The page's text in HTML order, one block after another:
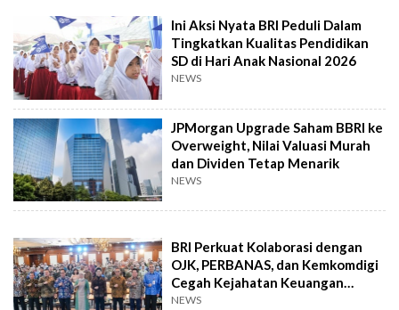
Ini Aksi Nyata BRI Peduli Dalam
Tingkatkan Kualitas Pendidikan
SD di Hari Anak Nasional 2026
NEWS
JPMorgan Upgrade Saham BBRI ke
Overweight, Nilai Valuasi Murah
dan Dividen Tetap Menarik
NEWS
BRI Perkuat Kolaborasi dengan
OJK, PERBANAS, dan Kemkomdigi
Cegah Kejahatan Keuangan
Digital
NEWS